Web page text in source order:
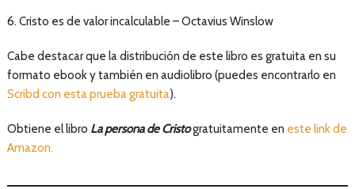
6. Cristo es de valor incalculable – Octavius Winslow
Cabe destacar que la distribución de este libro es gratuita en su
formato ebook y también en audiolibro (puedes encontrarlo en
Scribd con esta prueba gratuita).
Obtiene el libro La persona de Cristogratuitamente en este link de
Amazon.